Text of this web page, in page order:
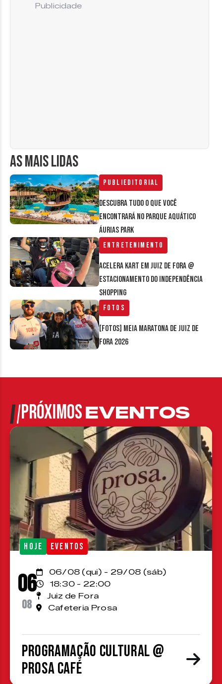
AS MAIS LIDAS
Publieditorial
Descubra tudo o que você
encontrará no parque aquático
Áurias Park
Entretenimento
Acelera Kart em Juiz de Fora @
estacionamento do Independência
Shopping
Fotos
[FOTOS] Meia Maratona de Juiz de
Fora 2026
Publicidade
PRÓXIMOSEVENTOS
HOJE EVENTOS
06
08
06/08 (qui) - 29/08 (sáb)
18:30 - 22:00
Juiz de Fora
Cafeteria Prosa
Programação cultural @
Prosa Café